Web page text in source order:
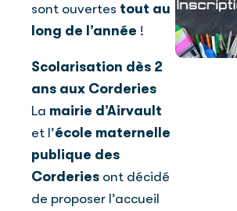
sont ouvertes tout au
long de l’année !
Scolarisation dès 2
ans aux Corderies
La mairie d’Airvault
et l’école maternelle
publique des
Corderies ont décidé
de proposer l’accueil